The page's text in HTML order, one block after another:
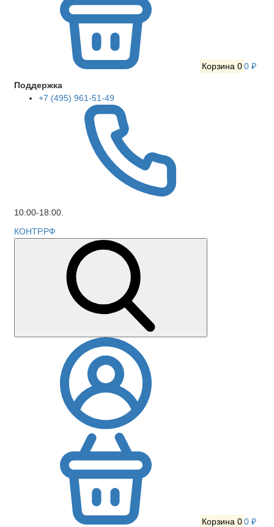
Корзина 00 ₽
Поддержка
+7 (495) 961-51-49
10:00-18:00.
КОНТР.РФ
Корзина 00 ₽